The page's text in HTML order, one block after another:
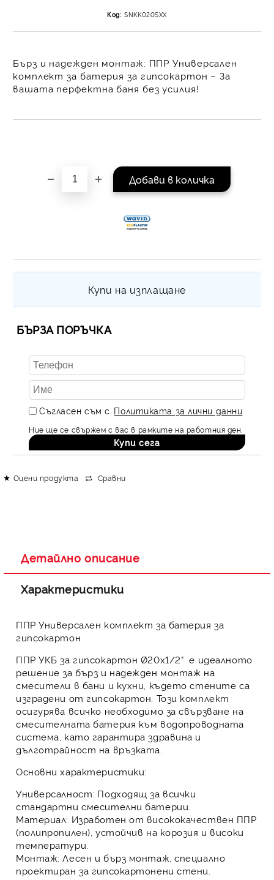
Код: SNKK020SXX
Бърз и надежден монтаж: ППР Универсален
комплект за батерия за гипсокартон – За
вашата перфектна баня без усилия!
Купи на изплащане
без оскъпяване. За
стойност до 1000 лв.
на поръчката се
равни месечни вноски
За покупки на
БЪРЗА ПОРЪЧКА
Съгласен съм с Политиката за лични данни
Ние ще се свържем с вас в рамките на работния ден.
Оцени продукта Сравни
Детайлно описание
Характеристики
ППР Универсален комплект за батерия за
гипсокартон
ППР УКБ за гипсокартон Ø20х1/2" е идеалното
решение за бърз и надежден монтаж на
смесители в бани и кухни, където стените са
изградени от гипсокартон. Този комплект
осигурява всичко необходимо за свързване на
смесителната батерия към водопроводната
система, като гарантира здравина и
дълготрайност на връзката.
Основни характеристики:
Универсалност: Подходящ за всички
стандартни смесителни батерии.
Материал: Изработен от висококачествен ППР
(полипропилен) , устойчив на корозия и високи
температури.
Монтаж: Лесен и бърз монтаж, специално
проектиран за гипсокартонени стени.